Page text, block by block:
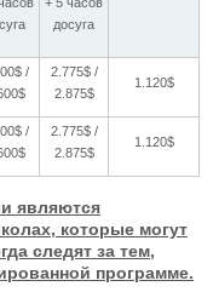
досуга
/
2.775$ /
2.875$
1.120$
/
2.775$ /
2.875$
1.120$
являются
которые могут
следят за тем,
программе.